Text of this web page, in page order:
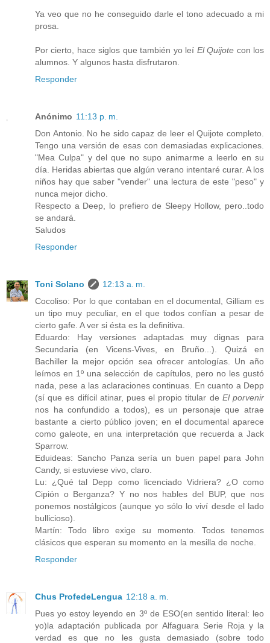
Ya veo que no he conseguido darle el tono adecuado a mi
prosa.
Por cierto, hace siglos que también yo leí El Quijote con los
alumnos. Y algunos hasta disfrutaron.
Responder
Anónimo 11:13 p. m.
Don Antonio. No he sido capaz de leer el Quijote completo.
Tengo una versión de esas con demasiadas explicaciones.
"Mea Culpa" y del que no supo animarme a leerlo en su
día. Heridas abiertas que algún verano intentaré curar. A los
niños hay que saber "vender" una lectura de este "peso" y
nunca mejor dicho.
Respecto a Deep, lo prefiero de Sleepy Hollow, pero..todo
se andará.
Saludos
Responder
Toni Solano
12:13 a. m.
Cocoliso: Por lo que contaban en el documental, Gilliam es
un tipo muy peculiar, en el que todos confían a pesar de
cierto gafe. A ver si ésta es la definitiva.
Eduardo: Hay versiones adaptadas muy dignas para
Secundaria (en Vicens-Vives, en Bruño...). Quizá en
Bachiller la mejor opción sea ofrecer antologías. Un año
leímos en 1º una selección de capítulos, pero no les gustó
nada, pese a las aclaraciones continuas. En cuanto a Depp
(sí que es difícil atinar, pues el propio titular de El porvenir
nos ha confundido a todos), es un personaje que atrae
bastante a cierto público joven; en el documental aparece
como galeote, en una interpretación que recuerda a Jack
Sparrow.
Eduideas: Sancho Panza sería un buen papel para John
Candy, si estuviese vivo, claro.
Lu: ¿Qué tal Depp como licenciado Vidriera? ¿O como
Cipión o Berganza? Y no nos hables del BUP, que nos
ponemos nostálgicos (aunque yo sólo lo viví desde el lado
bullicioso).
Martín: Todo libro exige su momento. Todos tenemos
clásicos que esperan su momento en la mesilla de noche.
Responder
Chus ProfedeLengua 12:18 a. m.
Pues yo estoy leyendo en 3º de ESO(en sentido literal: leo
yo)la adaptación publicada por Alfaguara Serie Roja y la
verdad es que no les gusta demasiado (sobre todo